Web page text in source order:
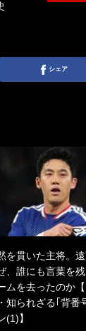
シェア
を貫いた主将。
、誰にも言葉を
ムを去ったのか
知られざる｢背番
(1)】